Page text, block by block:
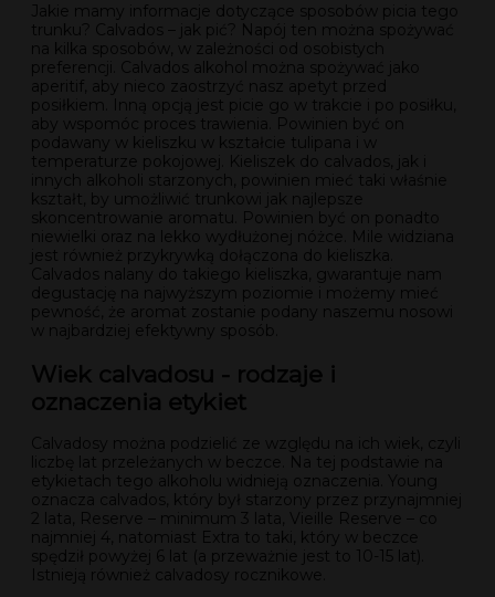
Jakie mamy informacje dotyczące sposobów picia tego
trunku? Calvados – jak pić? Napój ten można spożywać
na kilka sposobów, w zależności od osobistych
preferencji. Calvados alkohol można spożywać jako
aperitif, aby nieco zaostrzyć nasz apetyt przed
posiłkiem. Inną opcją jest picie go w trakcie i po posiłku,
aby wspomóc proces trawienia. Powinien być on
podawany w kieliszku w kształcie tulipana i w
temperaturze pokojowej. Kieliszek do calvados, jak i
innych alkoholi starzonych, powinien mieć taki właśnie
kształt, by umożliwić trunkowi jak najlepsze
skoncentrowanie aromatu. Powinien być on ponadto
niewielki oraz na lekko wydłużonej nóżce. Mile widziana
jest również przykrywką dołączona do kieliszka.
Calvados nalany do takiego kieliszka, gwarantuje nam
degustację na najwyższym poziomie i możemy mieć
pewność, że aromat zostanie podany naszemu nosowi
w najbardziej efektywny sposób.
Wiek calvadosu - rodzaje i
oznaczenia etykiet
Calvadosy można podzielić ze względu na ich wiek, czyli
liczbę lat przeleżanych w beczce. Na tej podstawie na
etykietach tego alkoholu widnieją oznaczenia. Young
oznacza calvados, który był starzony przez przynajmniej
2 lata, Reserve – minimum 3 lata, Vieille Reserve – co
najmniej 4, natomiast Extra to taki, który w beczce
spędził powyżej 6 lat (a przeważnie jest to 10-15 lat).
Istnieją również calvadosy rocznikowe.